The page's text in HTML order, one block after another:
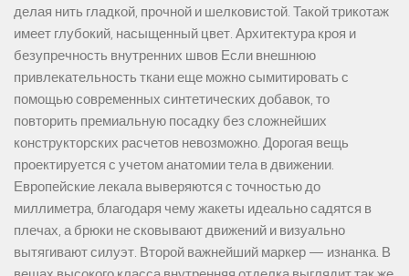
делая нить гладкой, прочной и шелковистой. Такой трикотаж
имеет глубокий, насыщенный цвет. Архитектура кроя и
безупречность внутренних швов Если внешнюю
привлекательность ткани еще можно сымитировать с
помощью современных синтетических добавок, то
повторить премиальную посадку без сложнейших
конструкторских расчетов невозможно. Дорогая вещь
проектируется с учетом анатомии тела в движении.
Европейские лекала выверяются с точностью до
миллиметра, благодаря чему жакеты идеально садятся в
плечах, а брюки не сковывают движений и визуально
вытягивают силуэт. Второй важнейший маркер — изнанка. В